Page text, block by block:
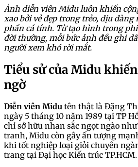
Ảnh diễn viên Midu luôn khiến
xao bởi vẻ đẹp trong trẻo, dịu
phần cá tính. Từ tạo hình trong
đời thường, mỗi bức ảnh đều ghi
người xem khó rời mắt.
Tiểu sử của Midu
ngờ
Diễn viên Midu tên thật là Đặng
ngày 5 tháng 10 năm 1989 tại TP
chỉ sở hữu nhan sắc ngọt ngào
tranh, Midu còn gây ấn tượng
khi tốt nghiệp loại giỏi chuyên
trang tại Đại học Kiến trúc TP.HCM.